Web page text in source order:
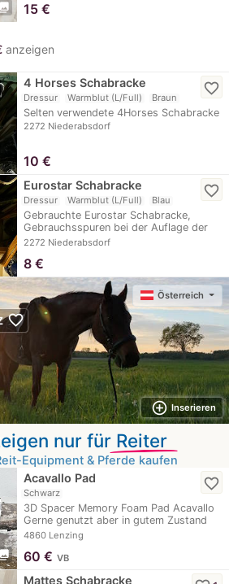
15 €
anzeigen
4 Horses Schabracke
Dressur Warmblut (L/Full) Braun
Selten verwendete 4Horses Schabracke
2272 Niederabsdorf
favorite_border
10 €
Eurostar Schabracke
Dressur Warmblut (L/Full) Blau
Gebrauchte Eurostar Schabracke,
Gebrauchsspuren bei der Auflage der
Gurtstrippen zu…
2272 Niederabsdorf
favorite_border
8 €
Österreich
favorite_border
add_circle_outline Inserieren
nur für Reiter
Equipment & Pferde kaufen
Acavallo Pad
Schwarz
3D Spacer Memory Foam Pad Acavallo
Gerne genutzt aber in gutem Zustand
Wird vor…
4860 Lenzing
favorite_border
60 € VB
Mattes Schabracke